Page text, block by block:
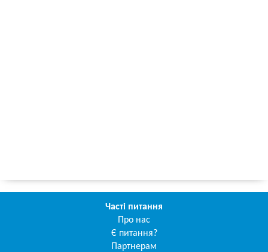
Часті питання
Про нас
Є питання?
Партнерам